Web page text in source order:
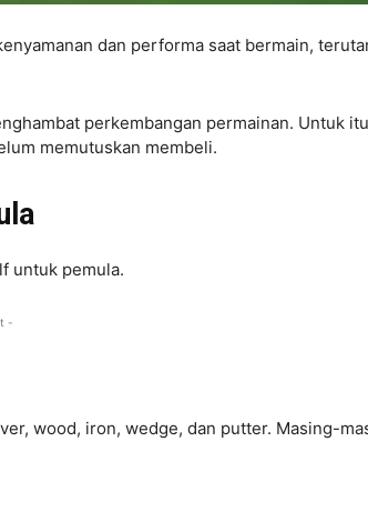
dan performa saat bermain,
perkembangan permainan. Untuk
memutuskan membeli.
untuk pemula.
-
wood, iron, wedge, dan putter. Masing-